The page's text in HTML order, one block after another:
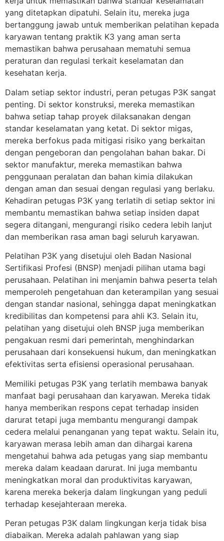
yang ditetapkan dipatuhi. Selain itu, mereka juga
bertanggung jawab untuk memberikan pelatihan kepada
karyawan tentang praktik K3 yang aman serta
memastikan bahwa perusahaan mematuhi semua
peraturan dan regulasi terkait keselamatan dan
kesehatan kerja.
Dalam setiap sektor industri, peran petugas P3K sangat
penting. Di sektor konstruksi, mereka memastikan
bahwa setiap tahap proyek dilaksanakan dengan
standar keselamatan yang ketat. Di sektor migas,
mereka berfokus pada mitigasi risiko yang berkaitan
dengan pengeboran dan pengolahan bahan bakar. Di
sektor manufaktur, mereka memastikan bahwa
penggunaan peralatan dan bahan kimia dilakukan
dengan aman dan sesuai dengan regulasi yang berlaku.
Kehadiran petugas P3K yang terlatih di setiap sektor ini
membantu memastikan bahwa setiap insiden dapat
segera ditangani, mengurangi risiko cedera lebih lanjut
dan memberikan rasa aman bagi seluruh karyawan.
Pelatihan P3K yang disetujui oleh Badan Nasional
Sertifikasi Profesi (BNSP) menjadi pilihan utama bagi
perusahaan. Pelatihan ini menjamin bahwa peserta telah
memperoleh pengetahuan dan keterampilan yang sesuai
dengan standar nasional, sehingga dapat meningkatkan
kredibilitas dan kompetensi para ahli K3. Selain itu,
pelatihan yang disetujui oleh BNSP juga memberikan
pengakuan resmi dari pemerintah, menghindarkan
perusahaan dari konsekuensi hukum, dan meningkatkan
efektivitas serta efisiensi operasional perusahaan.
Memiliki petugas P3K yang terlatih membawa banyak
manfaat bagi perusahaan dan karyawan. Mereka tidak
hanya memberikan respons cepat terhadap insiden
darurat tetapi juga membantu mengurangi dampak
cedera melalui penanganan yang tepat waktu. Selain itu,
karyawan merasa lebih aman dan dihargai karena
mengetahui bahwa ada petugas yang siap membantu
mereka dalam keadaan darurat. Ini juga membantu
meningkatkan moral dan produktivitas karyawan,
karena mereka bekerja dalam lingkungan yang peduli
terhadap kesejahteraan mereka.
Peran petugas P3K dalam lingkungan kerja tidak bisa
diabaikan. Mereka adalah pahlawan yang siap